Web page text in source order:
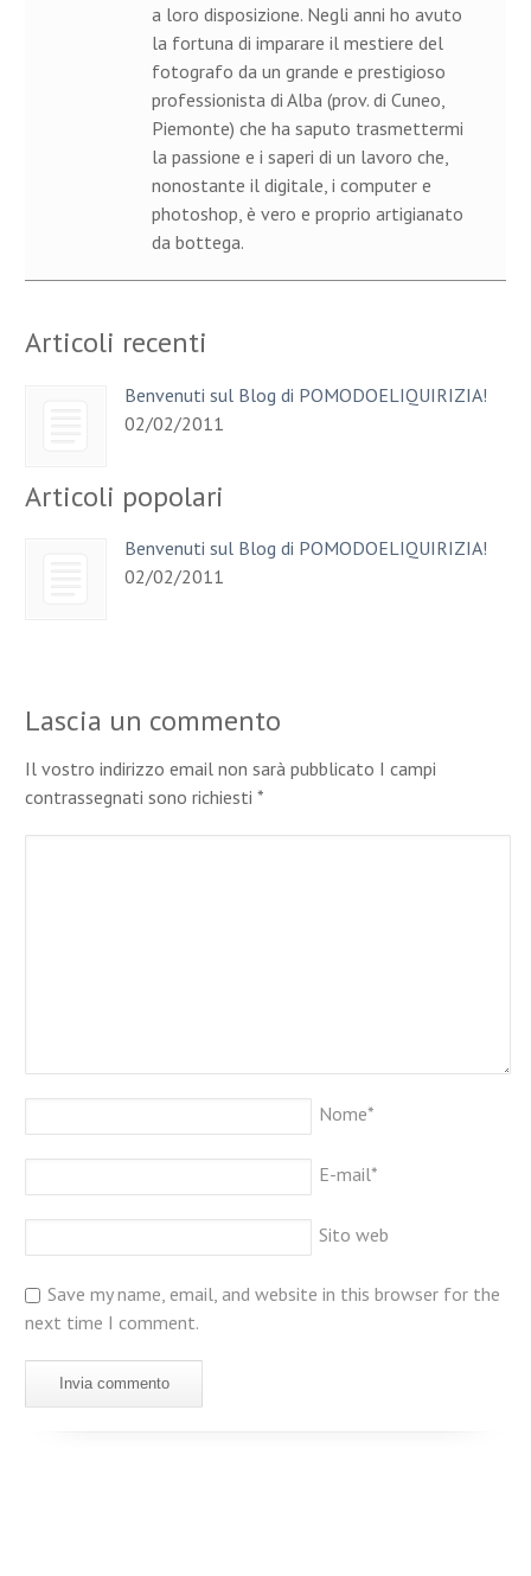
a loro disposizione. Negli anni ho avuto
la fortuna di imparare il mestiere del
fotografo da un grande e prestigioso
professionista di Alba (prov. di Cuneo,
Piemonte) che ha saputo trasmettermi
la passione e i saperi di un lavoro che,
nonostante il digitale, i computer e
photoshop, è vero e proprio artigianato
da bottega.
Articoli recenti
Benvenuti sul Blog di POMODOELIQUIRIZIA!
02/02/2011
Articoli popolari
Benvenuti sul Blog di POMODOELIQUIRIZIA!
02/02/2011
Lascia un commento
Il vostro indirizzo email non sarà pubblicato I campi
contrassegnati sono richiesti*
Nome*
E-mail*
Sito web
Save my name, email, and website in this browser for the
next time I comment.